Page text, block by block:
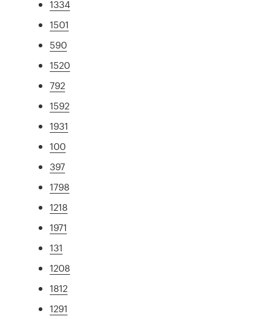
1334
1501
590
1520
792
1592
1931
100
397
1798
1218
1971
131
1208
1812
1291